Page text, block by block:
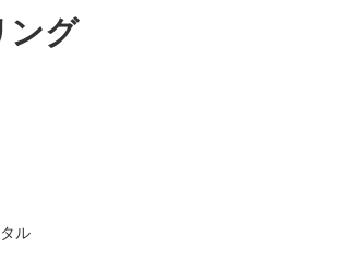
ング
ル